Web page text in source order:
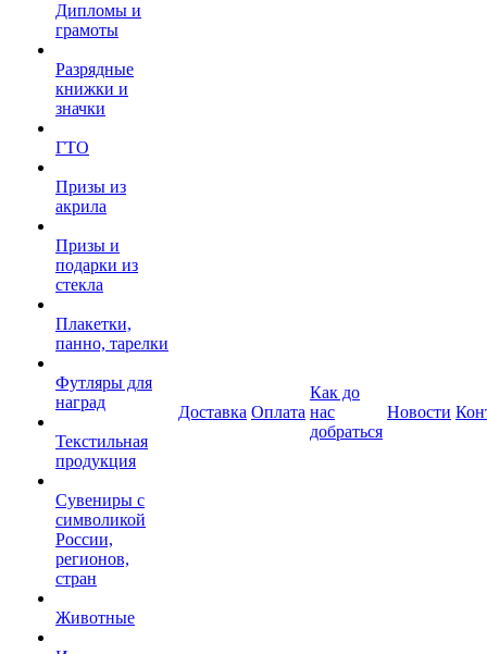
Дипломы и
грамоты
Разрядные
книжки и
значки
ГТО
Призы из
акрила
Призы и
подарки из
стекла
Плакетки,
панно, тарелки
Футляры для
наград
Текстильная
продукция
Сувениры с
символикой
России,
регионов,
стран
Животные
Доставка Оплата
Как до
нас
добраться
Новости